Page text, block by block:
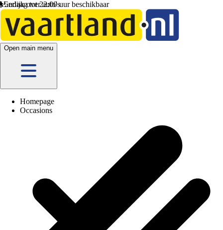
Vandaag tot 22:00 uur beschikbaar
Open main menu
Homepage
Occasions